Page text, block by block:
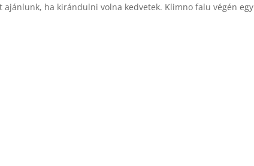
ajánlunk, ha kirándulni volna kedvetek. Klimno falu végén egy